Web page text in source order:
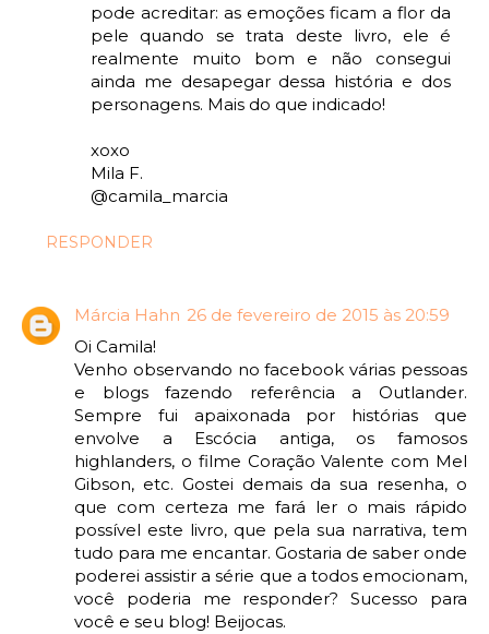
pode acreditar: as emoções ficam a flor da
pele quando se trata deste livro, ele é
realmente muito bom e não consegui
ainda me desapegar dessa história e dos
personagens. Mais do que indicado!
xoxo
Mila F.
@camila_marcia
RESPONDER
Márcia Hahn 26 de fevereiro de 2015 às 20:59
Oi Camila!
Venho observando no facebook várias pessoas
e blogs fazendo referência a Outlander.
Sempre fui apaixonada por histórias que
envolve a Escócia antiga, os famosos
highlanders, o filme Coração Valente com Mel
Gibson, etc. Gostei demais da sua resenha, o
que com certeza me fará ler o mais rápido
possível este livro, que pela sua narrativa, tem
tudo para me encantar. Gostaria de saber onde
poderei assistir a série que a todos emocionam,
você poderia me responder? Sucesso para
você e seu blog! Beijocas.